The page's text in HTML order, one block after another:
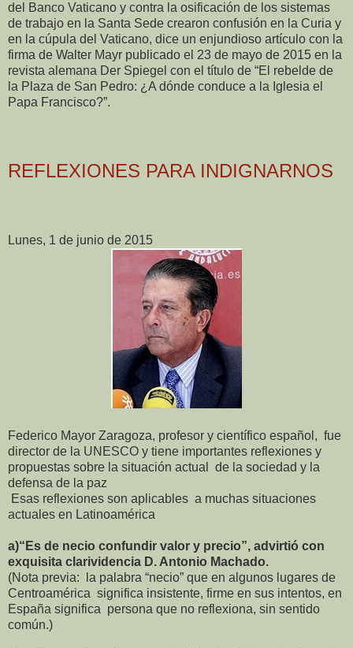
del Banco Vaticano y contra la osificación de los sistemas
de trabajo en la Santa Sede crearon confusión en la Curia y
en la cúpula del Vaticano, dice un enjundioso artículo con la
firma de Walter Mayr publicado el 23 de mayo de 2015 en la
revista alemana Der Spiegel con el título de “El rebelde de
la Plaza de San Pedro: ¿A dónde conduce a la Iglesia el
Papa Francisco?”.
REFLEXIONES PARA INDIGNARNOS
Lunes, 1 de junio de 2015
Federico Mayor Zaragoza, profesor y científico español, fue
director de la UNESCO y tiene importantes reflexiones y
propuestas sobre la situación actual
de la sociedad y la
defensa de la paz
Esas reflexiones son aplicables a muchas situaciones
actuales en Latinoamérica
a)“Es de necio confundir valor y precio”, advirtió con
exquisita clarividencia D. Antonio Machado.
(Nota previa:
la palabra “necio” que en algunos lugares de
Centroamérica significa insistente, firme en sus intentos, en
España significa persona que no reflexiona, sin sentido
común.)